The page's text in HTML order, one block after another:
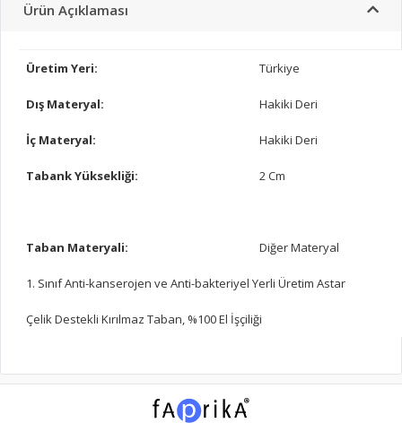
Ürün Açıklaması
Üretim Yeri: Türkiye
Dış Materyal: Hakiki Deri
İç Materyal: Hakiki Deri
Tabank Yüksekliği: 2 Cm
Taban Materyali: Diğer Materyal
1. Sınıf Anti-kanserojen ve Anti-bakteriyel Yerli Üretim Astar
Çelik Destekli Kırılmaz Taban, %100 El İşçiliği